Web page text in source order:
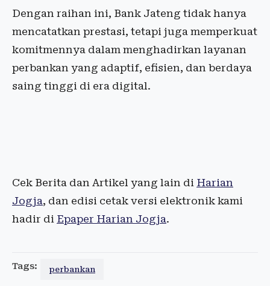
Dengan raihan ini, Bank Jateng tidak hanya
mencatatkan prestasi, tetapi juga memperkuat
komitmennya dalam menghadirkan layanan
perbankan yang adaptif, efisien, dan berdaya
saing tinggi di era digital.
Cek Berita dan Artikel yang lain di Harian
Jogja, dan edisi cetak versi elektronik kami
hadir di Epaper Harian Jogja.
Tags: perbankan